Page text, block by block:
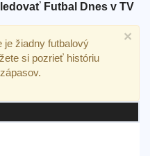
Futbal Dnes v TV
×
je žiadny futbalový
si pozrieť históriu